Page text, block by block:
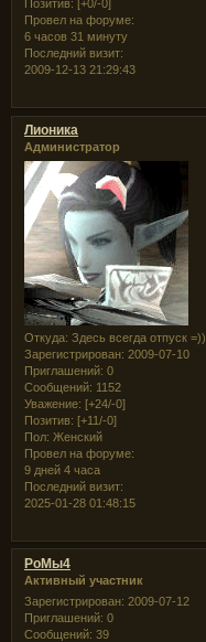
Позитив: [+0/-0]
Провел на форуме:
6 часов 31 минуту
Последний визит:
2009-12-13 21:29:43
Лионика
Администратор
Откуда: Здесь всегда отпуск =))
Зарегистрирован: 2009-07-10
Приглашений: 0
Сообщений: 1152
Уважение: [+24/-0]
Позитив: [+11/-0]
Пол: Женский
Провел на форуме:
9 дней 4 часа
Последний визит:
2025-01-28 01:48:15
РоМы4
Активный участник
Зарегистрирован: 2009-07-12
Приглашений: 0
Сообщений: 39